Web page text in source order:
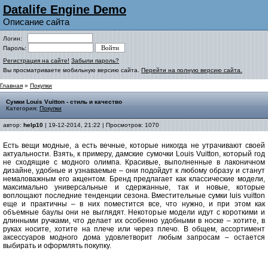
Datalife Engine Demo
Описание сайта
Логин:
Пароль:
Регистрация на сайте! Забыли пароль?
Вы просматриваете мобильную версию сайта. Перейти на полную версию сайта.
Главная » Покупки
Сумки Louis Vuitton - стиль и качество
Категория: Покупки
автор: help10 | 19-12-2014, 21:22 | Просмотров: 1070
Есть вещи модные, а есть вечные, которые никогда не утрачивают своей
актуальности. Взять, к примеру, дамские сумочки Louis Vuitton, который год
не сходящие с модного олимпа. Красивые, выполненные в лаконичном
дизайне, удобные и узнаваемые – они подойдут к любому образу и станут
немаловажным его акцентом. Бренд предлагает как классические модели,
максимально универсальные и сдержанные, так и новые, которые
воплощают последние тенденции сезона. Вместительные сумки luis vuitton
еще и практичны – в них поместится все, что нужно, и при этом как
объемные баулы они не выглядят. Некоторые модели идут с короткими и
длинными ручками, что делает их особенно удобными в носке – хотите, в
руках носите, хотите на плече или через плечо. В общем, ассортимент
аксессуаров модного дома удовлетворит любым запросам – остается
выбирать и оформлять покупку.